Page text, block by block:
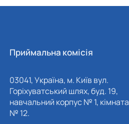
Приймальна комісія
03041, Україна, м. Київ вул.
Горіхуватський шлях, буд. 19,
навчальний корпус № 1, кімната
№ 12.